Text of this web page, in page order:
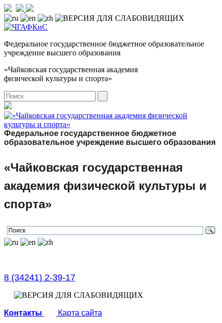
Федеральное государственное бюджетное образовательное
учреждение высшего образования
«Чайковская государственная академия
физической культуры и спорта»
Федеральное государственное бюджетное
образовательное учреждение высшего образования
«Чайковская государственная
академия физической культуры и
спорта»
8 (34241) 2-39-17
Контакты Карта сайта